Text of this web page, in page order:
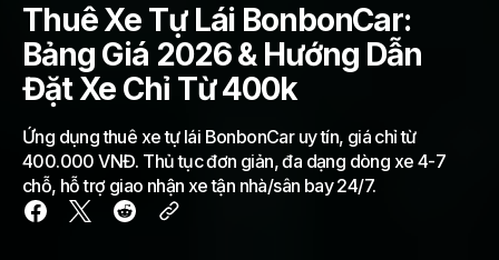
Thuê Xe Tự Lái BonbonCar:
Bảng Giá 2026 & Hướng Dẫn
Đặt Xe Chỉ Từ 400k
Ứng dụng thuê xe tự lái BonbonCar uy tín, giá chỉ từ
400.000 VNĐ. Thủ tục đơn giản, đa dạng dòng xe 4-7
chỗ, hỗ trợ giao nhận xe tận nhà/sân bay 24/7.